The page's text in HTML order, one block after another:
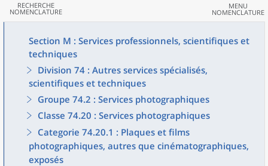
RECHERCHE
NOMENCLATURE
MENU
NOMENCLATURE
Section M : Services professionnels, scientifiques et
techniques
Division 74 : Autres services spécialisés,
scientifiques et techniques
Groupe 74.2 : Services photographiques
Classe 74.20 : Services photographiques
Categorie 74.20.1 : Plaques et films
photographiques, autres que cinématographiques,
exposés